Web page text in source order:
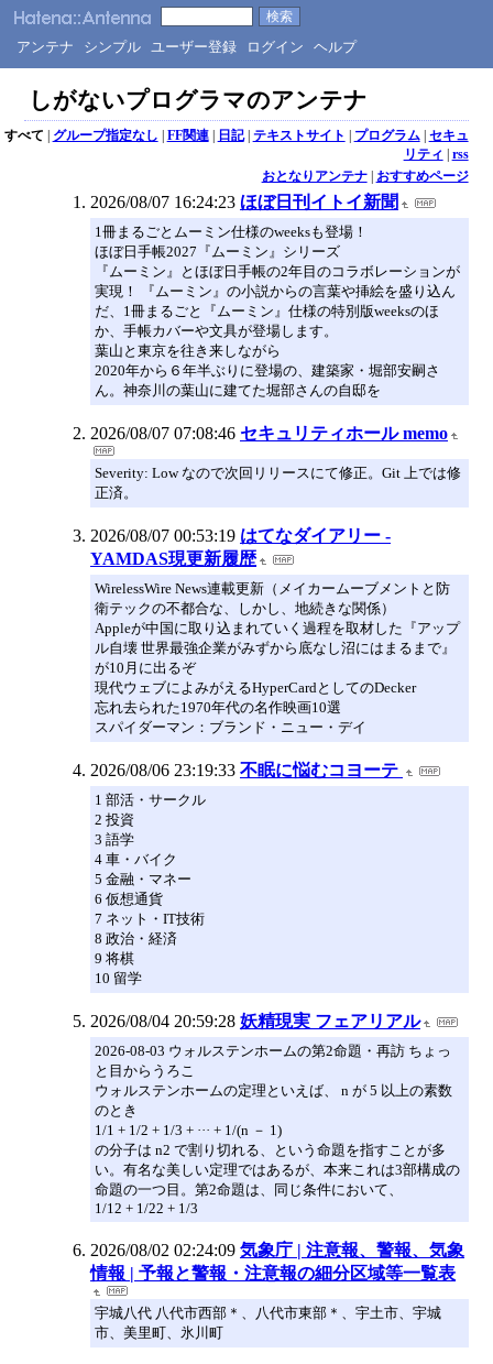
アンテナ シンプル ユーザー登録 ログイン ヘルプ
しがないプログラマのアンテナ
すべて | グループ指定なし | FF関連| 日記| テキストサイト | プログラム| セキュ
リティ | rss
おとなりアンテナ| おすすめページ
2026/08/07 16:24:23 ほぼ日刊イトイ新聞
1冊まるごとムーミン仕様のweeksも登場！
ほぼ日手帳2027『ムーミン』シリーズ
『ムーミン』とほぼ日手帳の2年目のコラボレーションが
実現！ 『ムーミン』の小説からの言葉や挿絵を盛り込ん
だ、1冊まるごと『ムーミン』仕様の特別版weeksのほ
か、手帳カバーや文具が登場します。
葉山と東京を往き来しながら
2020年から６年半ぶりに登場の、建築家・堀部安嗣さ
ん。神奈川の葉山に建てた堀部さんの自邸を
2026/08/07 07:08:46 セキュリティホール memo
Severity: Low なので次回リリースにて修正。Git 上では修
正済。
2026/08/07 00:53:19 はてなダイアリー -
YAMDAS現更新履歴
WirelessWire News連載更新（メイカームーブメントと防
衛テックの不都合な、しかし、地続きな関係）
Appleが中国に取り込まれていく過程を取材した『アップ
ル自壊 世界最強企業がみずから底なし沼にはまるまで』
が10月に出るぞ
現代ウェブによみがえるHyperCardとしてのDecker
忘れ去られた1970年代の名作映画10選
スパイダーマン：ブランド・ニュー・デイ
2026/08/06 23:19:33 不眠に悩むコヨーテ
1 部活・サークル
2 投資
3 語学
4 車・バイク
5 金融・マネー
6 仮想通貨
7 ネット・IT技術
8 政治・経済
9 将棋
10 留学
2026/08/04 20:59:28 妖精現実 フェアリアル
2026-08-03 ウォルステンホームの第2命題・再訪 ちょっ
と目からうろこ
ウォルステンホームの定理といえば、 n が 5 以上の素数
のとき
1/1 + 1/2 + 1/3 + ··· + 1/(n － 1)
の分子は n2 で割り切れる、という命題を指すことが多
い。有名な美しい定理ではあるが、本来これは3部構成の
命題の一つ目。第2命題は、同じ条件において、
1/12 + 1/22 + 1/3
2026/08/02 02:24:09 気象庁 | 注意報、警報、気象
情報 | 予報と警報・注意報の細分区域等一覧表
宇城八代 八代市西部＊、八代市東部＊、宇土市、宇城
市、美里町、氷川町